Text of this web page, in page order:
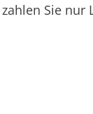
Sie